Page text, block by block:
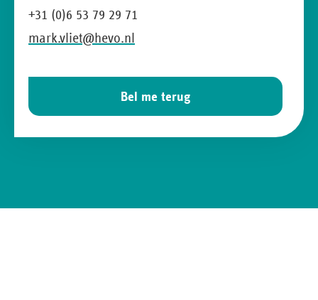
+31 (0)6 53 79 29 71
mark.vliet@hevo.nl
Bel me terug